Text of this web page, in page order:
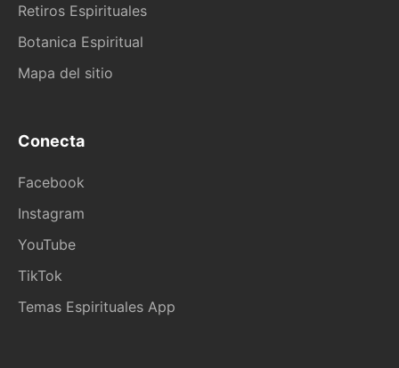
Retiros Espirituales
Botanica Espiritual
Mapa del sitio
Conecta
Facebook
Instagram
YouTube
TikTok
Temas Espirituales App